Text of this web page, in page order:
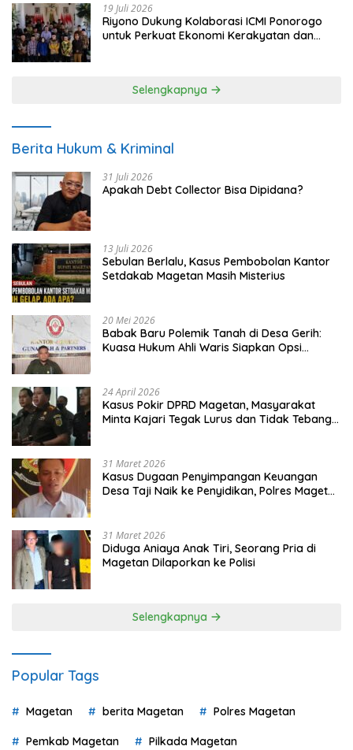
19 Juli 2026
Riyono Dukung Kolaborasi ICMI Ponorogo
untuk Perkuat Ekonomi Kerakyatan dan
Selengkapnya
Berita Hukum & Kriminal
31 Juli 2026
Apakah Debt Collector Bisa Dipidana?
13 Juli 2026
Sebulan Berlalu, Kasus Pembobolan Kantor
Setdakab Magetan Masih Misterius
20 Mei 2026
Babak Baru Polemik Tanah di Desa Gerih:
Kuasa Hukum Ahli Waris Siapkan Opsi
24 April 2026
Kasus Pokir DPRD Magetan, Masyarakat
Minta Kajari Tegak Lurus dan Tidak Tebang
31 Maret 2026
Kasus Dugaan Penyimpangan Keuangan
Desa Taji Naik ke Penyidikan, Polres Magetan
31 Maret 2026
Diduga Aniaya Anak Tiri, Seorang Pria di
Magetan Dilaporkan ke Polisi
Selengkapnya
Popular Tags
Magetan berita Magetan Polres Magetan
Pemkab Magetan Pilkada Magetan